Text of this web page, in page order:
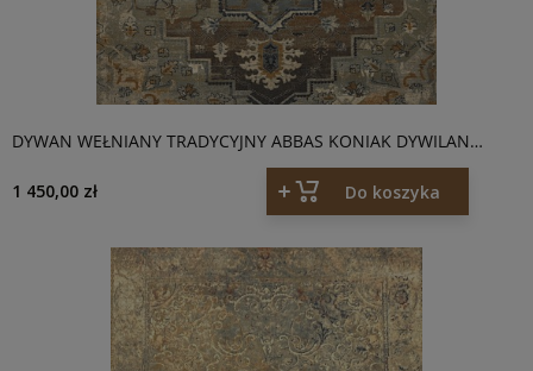
DYWAN WEŁNIANY TRADYCYJNY ABBAS KONIAK DYWILAN
1 450,00 zł
Do koszyka